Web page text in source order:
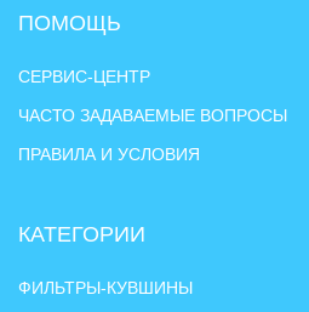
ПОМОЩЬ
СЕРВИС-ЦЕНТР
ЧАСТО ЗАДАВАЕМЫЕ ВОПРОСЫ
ПРАВИЛА И УСЛОВИЯ
КАТЕГОРИИ
ФИЛЬТРЫ-КУВШИНЫ